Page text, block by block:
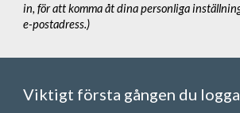
in, för att komma åt dina personliga
e-postadress.)
Viktigt första gången du